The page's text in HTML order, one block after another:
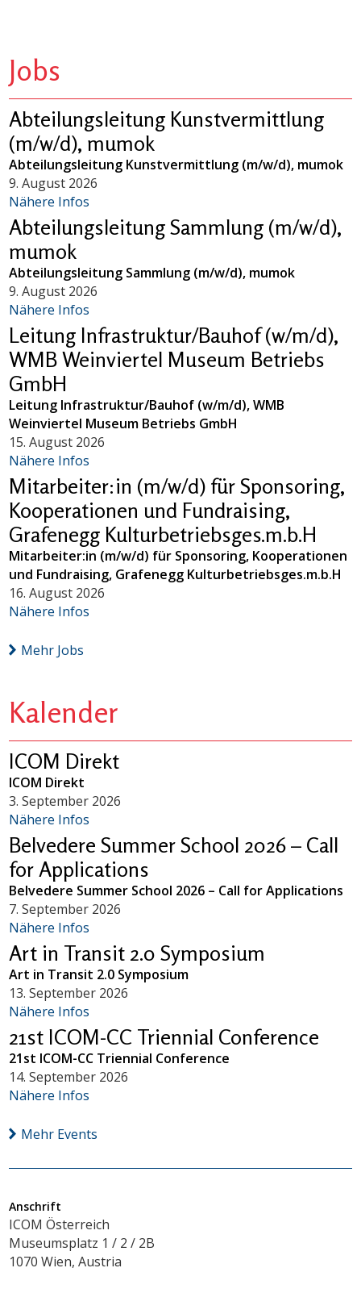
Jobs
Abteilungsleitung Kunstvermittlung
(m/w/d), mumok
Abteilungsleitung Kunstvermittlung (m/w/d), mumok
9. August 2026
Nähere Infos
Abteilungsleitung Sammlung (m/w/d),
mumok
Abteilungsleitung Sammlung (m/w/d), mumok
9. August 2026
Nähere Infos
Leitung Infrastruktur/Bauhof (w/m/d),
WMB Weinviertel Museum Betriebs
GmbH
Leitung Infrastruktur/Bauhof (w/m/d), WMB
Weinviertel Museum Betriebs GmbH
15. August 2026
Nähere Infos
Mitarbeiter:in (m/w/d) für Sponsoring,
Kooperationen und Fundraising,
Grafenegg Kulturbetriebsges.m.b.H
Mitarbeiter:in (m/w/d) für Sponsoring, Kooperationen
und Fundraising, Grafenegg Kulturbetriebsges.m.b.H
16. August 2026
Nähere Infos
Mehr Jobs
Kalender
ICOM Direkt
ICOM Direkt
3. September 2026
Nähere Infos
Belvedere Summer School 2026 – Call
for Applications
Belvedere Summer School 2026 – Call for Applications
7. September 2026
Nähere Infos
Art in Transit 2.0 Symposium
Art in Transit 2.0 Symposium
13. September 2026
Nähere Infos
21st ICOM-CC Triennial Conference
21st ICOM-CC Triennial Conference
14. September 2026
Nähere Infos
Mehr Events
Anschrift
ICOM Österreich
Museumsplatz 1 / 2 / 2B
1070 Wien, Austria